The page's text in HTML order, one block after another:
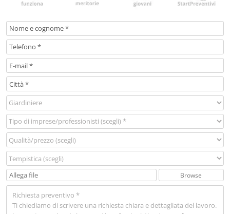
Browse